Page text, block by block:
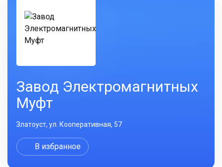
Завод Электромагнитных
Муфт
Златоуст, ул. Кооперативная, 57
В избранное